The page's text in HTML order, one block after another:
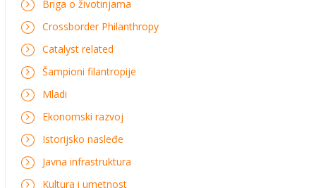
Briga o životinjama
Crossborder Philanthropy
Catalyst related
Šampioni filantropije
Mladi
Ekonomski razvoj
Istorijsko nasleđe
Javna infrastruktura
Kultura i umetnost